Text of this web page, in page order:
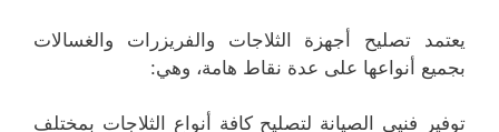
يعتمد تصليح أجهزة الثلاجات والفريزرات والغسالات
بجميع أنواعها على عدة نقاط هامة، وهي:
توفير فنيي الصيانة لتصليح كافة أنواع الثلاجات بمختلف